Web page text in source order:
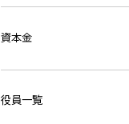
資本金
役員一覧